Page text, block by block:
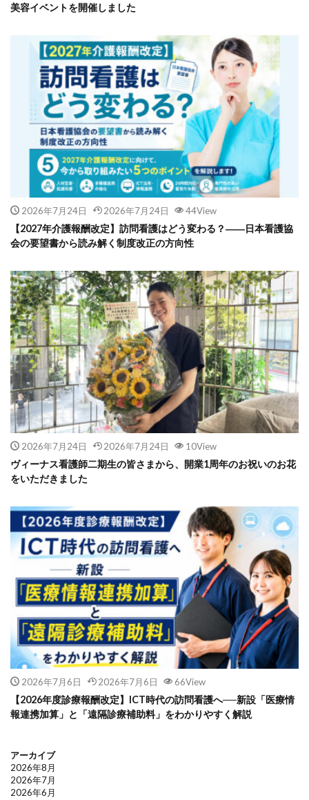
美容イベントを開催しました
2026年7月24日 2026年7月24日 44View
【2027年介護報酬改定】訪問看護はどう変わる？――日本看護協
会の要望書から読み解く制度改正の方向性
2026年7月24日 2026年7月24日 10View
ヴィーナス看護師二期生の皆さまから、開業1周年のお祝いのお花
をいただきました
2026年7月6日 2026年7月6日 66View
【2026年度診療報酬改定】ICT時代の訪問看護へ──新設「医療情
報連携加算」と「遠隔診療補助料」をわかりやすく解説
アーカイブ
2026年8月
2026年7月
2026年6月